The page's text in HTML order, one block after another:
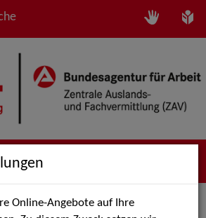
Online-Angebote auf Ihre